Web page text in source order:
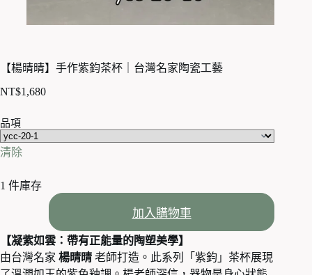
【楊晴晴】手作紫鈞茶杯｜台灣名家陶瓷工藝
NT$1,680
品項
清除
1 件庫存
手
作
加入購物車
【凝紫如雲：帶有正能量的陶塑美學】
由台灣名家 楊晴晴 老師打造。此系列「紫鈞」茶杯展現